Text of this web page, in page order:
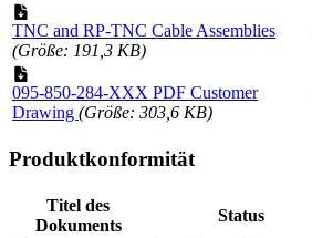
TNC and RP-TNC Cable Assemblies
(Größe: 191,3 KB)
095-850-284-XXX PDF Customer
Drawing (Größe: 303,6 KB)
Produktkonformität
Titel des
Dokuments
Status